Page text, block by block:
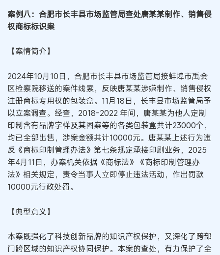
案例八：合肥市长丰县市场监管局查处唐某某制作、销售侵
权商标标识案
【案情简介】
2024年10月10日，合肥市长丰县市场监管局接蚌埠市禹会
区检察院移送的案件线索，反映唐某某涉嫌制作、销售侵权
注册商标专用权的包装盒。11月18日，长丰县市场监管局予
以立案调查。经查，2018-2022 年间，唐某某为他人定制
印制含有品牌字样及其图案等的各类包装盒共计23000个，
均已全部出售，涉案金额共计10000元。唐某某上述行为违
反《商标印制管理办法》第七条规定承接印刷业务，2025
年4月11日，办案机关依据《商标法》《商标印制管理办
法》相关规定，责令当事人立即停止违法活动，作出罚款
10000元行政处罚。
【典型意义】
本案既强化了科技创新品牌的知识产权保护，又深化了跨部
门跨区域的知识产权协同保护。本案的查处，有力保护了全